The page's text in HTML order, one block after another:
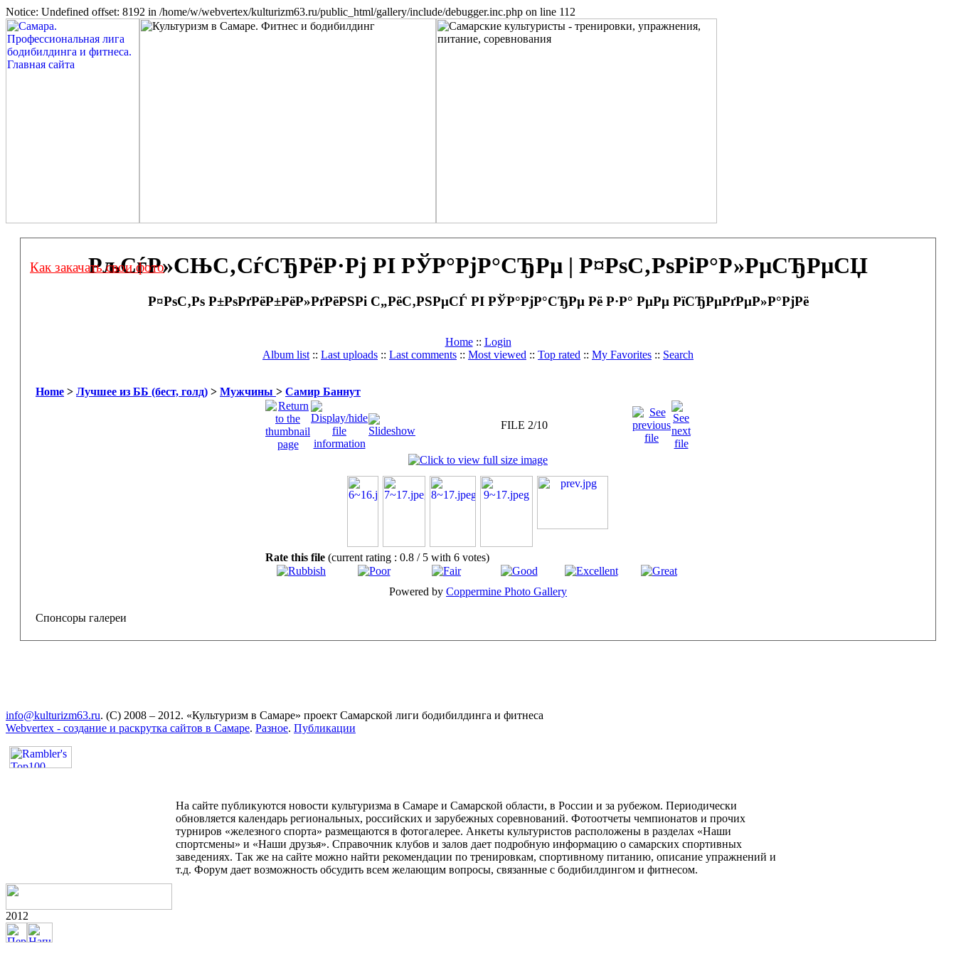
Notice: Undefined offset: 8192 in /home/w/webvertex/kulturizm63.ru/public_html/gallery/include/debugger.inc.php on line 112
РљСѓР»СЊС‚СѓСЂРёР·Рј РІ РЎР°РјР°СЂРµ | Р¤РѕС‚РѕРіР°Р»РµСЂРµСЏ
Р¤РѕС‚Рѕ Р±РѕРґРёР±РёР»РґРёРЅРі С„РёС‚РЅРµСЃ РІ РЎР°РјР°СЂРµ Рё Р·Р° РµРµ РїСЂРµРґРµР»Р°РјРё
Home:: Login
Album list :: Last uploads :: Last comments :: Most viewed :: Top rated :: My Favorites :: Search
Home > Лучшее из ББ (бест, голд) > Мужчины > Самир Баннут
FILE 2/10
Rate this file (current rating : 0.8 / 5 with 6 votes)
Powered by Coppermine Photo Gallery
Спонсоры галереи
info@kulturizm63.ru. (C) 2008 – 2012. «Культуризм в Самаре» проект Самарской лиги бодибилдинга и фитнеса
Webvertex - создание и раскрутка сайтов в Самаре. Разное. Публикации
На сайте публикуются новости культуризма в Самаре и Самарской области, в России и за рубежом. Периодически
обновляется календарь региональных, российских и зарубежных соревнований. Фотоотчеты чемпионатов и прочих
турниров «железного спорта» размещаются в фотогалерее. Анкеты культуристов расположены в разделах «Наши
спортсмены» и «Наши друзья». Справочник клубов и залов дает подробную информацию о самарских спортивных
заведениях. Так же на сайте можно найти рекомендации по тренировкам, спортивному питанию, описание упражнений и
т.д. Форум дает возможность обсудить всем желающим вопросы, связанные с бодибилдингом и фитнесом.
2012
Как закачать свои фото